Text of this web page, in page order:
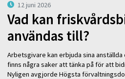
12 juni 2026
Vad kan
användas till?
Arbetsgivare kan erbjuda sina
finns några saker att tänka på för att
Nyligen avgjorde Högsta